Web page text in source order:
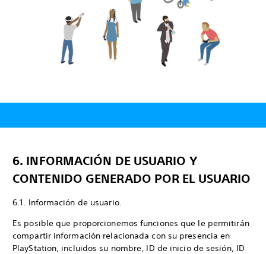
6. INFORMACIÓN DE USUARIO Y
CONTENIDO GENERADO POR EL USUARIO
6.1. Información de usuario.
Es posible que proporcionemos funciones que le permitirán
compartir información relacionada con su presencia en
PlayStation, incluidos su nombre, ID de inicio de sesión, ID